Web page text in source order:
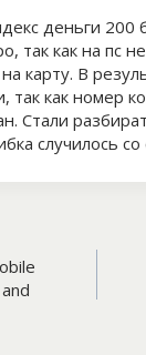
деньги 200
так как на пс
карту. В
так как номер
Стали
случилось